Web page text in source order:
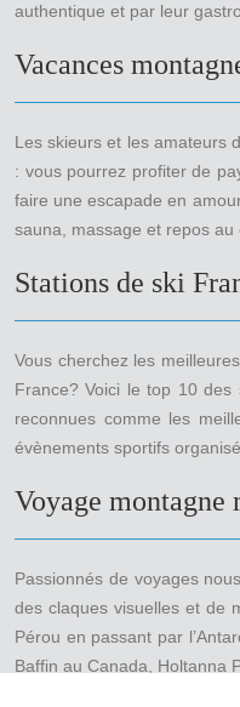
authentique et par leur
Vacances
Les skieurs et les amateurs
: vous pourrez profiter de
faire une escapade en
sauna, massage et repos au
Stations de ski
Vous cherchez les
France? Voici le top 10 des
reconnues comme les
évènements sportifs
Voyage montagne
Passionnés de voyages
des claques visuelles et de
Pérou en passant par
Baffin au Canada, Holtanna